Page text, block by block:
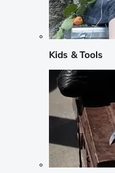
Kids & Tools